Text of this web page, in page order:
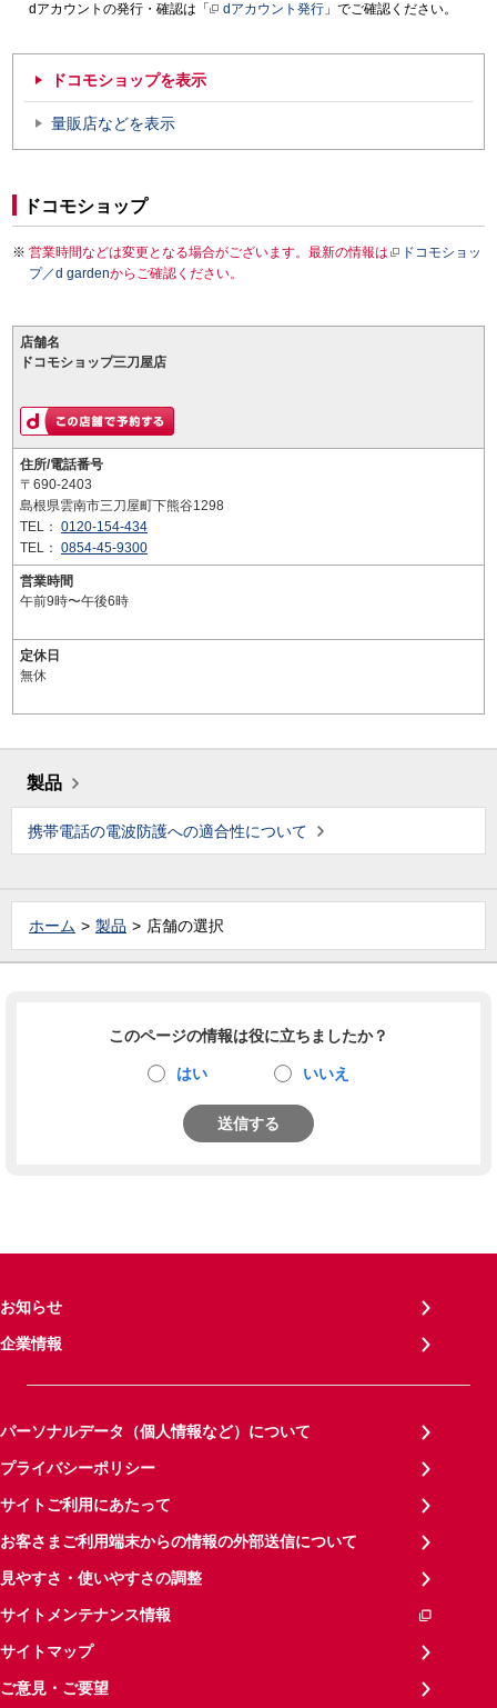
dアカウントの発行・確認は「
dアカウント発行 」でご確認ください。
ドコモショップを表示
量販店などを表示
ドコモショップ
営業時間などは変更となる場合がございます。最新の情報は
ドコモショッ
プ／d gardenからご確認ください。
店舗名
ドコモショップ三刀屋店
住所/電話番号
〒690-2403
島根県雲南市三刀屋町下熊谷1298
TEL： 0120-154-434
TEL： 0854-45-9300
営業時間
午前9時〜午後6時
定休日
無休
製品
携帯電話の電波防護への適合性について
ホーム 製品 店舗の選択
このページの情報は役に立ちましたか？
はい いいえ
送信する
お知らせ
企業情報
パーソナルデータ（個人情報など）について
プライバシーポリシー
サイトご利用にあたって
お客さまご利用端末からの情報の外部送信について
見やすさ・使いやすさの調整
サイトメンテナンス情報
サイトマップ
ご意見・ご要望